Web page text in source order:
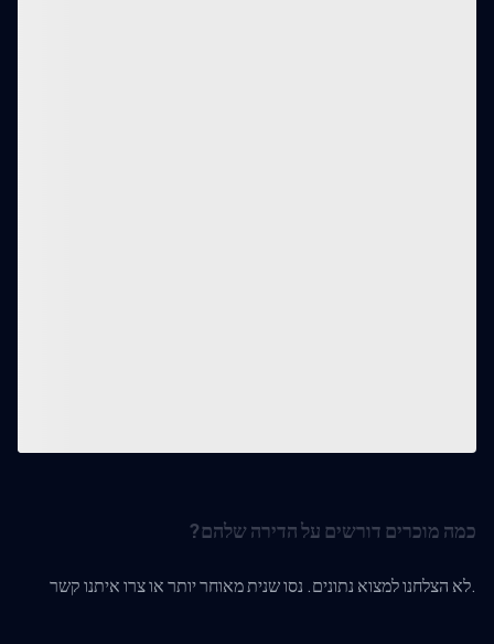
כמה מוכרים דורשים על הדירה שלהם?
לא הצלחנו למצוא נתונים. נסו שנית מאוחר יותר או צרו איתנו קשר.